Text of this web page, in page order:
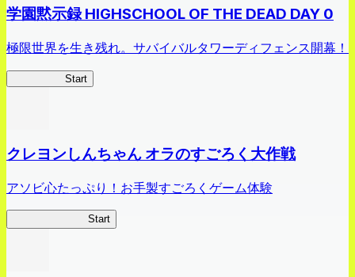
学園黙示録 HIGHSCHOOL OF THE DEAD DAY 0
極限世界を生き残れ。サバイバルタワーディフェンス開幕！
Start
クレヨンしんちゃん オラのすごろく大作戦
アソビ心たっぷり！お手製すごろくゲーム体験
Start